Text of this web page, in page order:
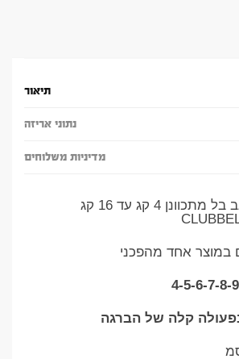
תיאור
נתוני אריזה
מדיניות משלוחים
חדש!!! סטיל קלאב בל מתכוונן 4 קג עד 16 קג
4-5-6-7-8-
קלה של הברגה